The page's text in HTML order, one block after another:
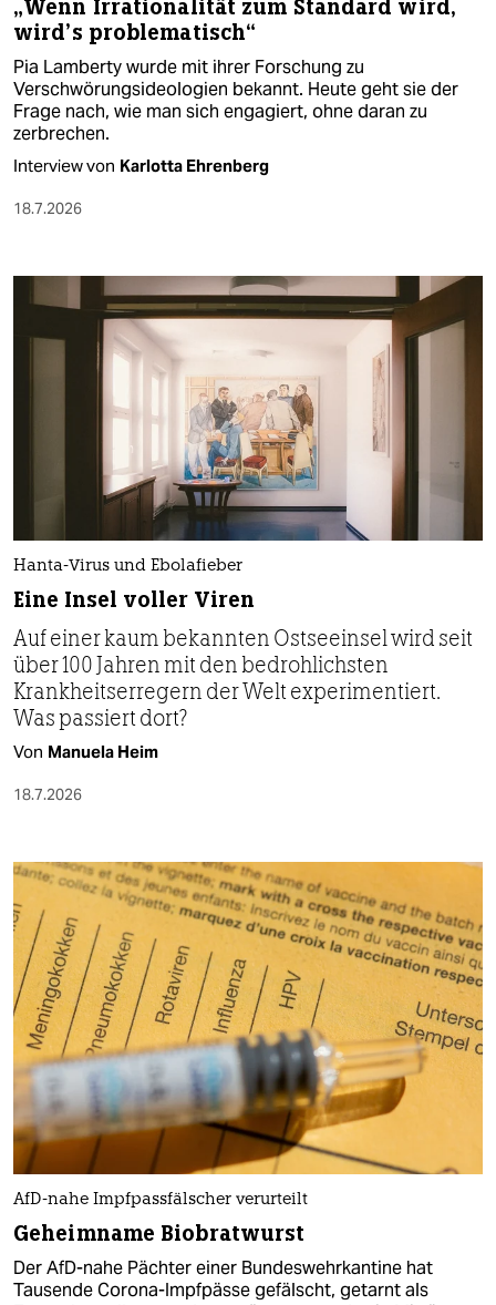
„Wenn Irrationalität zum Standard wird,
wird’s problematisch“
Pia Lamberty wurde mit ihrer Forschung zu
Verschwörungsideologien bekannt. Heute geht sie der
Frage nach, wie man sich engagiert, ohne daran zu
zerbrechen.
Interview von Karlotta Ehrenberg
18.7.2026
Hanta-Virus und Ebolafieber
Eine Insel voller Viren
Auf einer kaum bekannten Ostseeinsel wird seit
über 100 Jahren mit den bedrohlichsten
Krankheitserregern der Welt experimentiert.
Was passiert dort?
Von Manuela Heim
18.7.2026
AfD-nahe Impfpassfälscher verurteilt
Geheimname Biobratwurst
Der AfD-nahe Pächter einer Bundeswehrkantine hat
Tausende Corona-Impfpässe gefälscht, getarnt als